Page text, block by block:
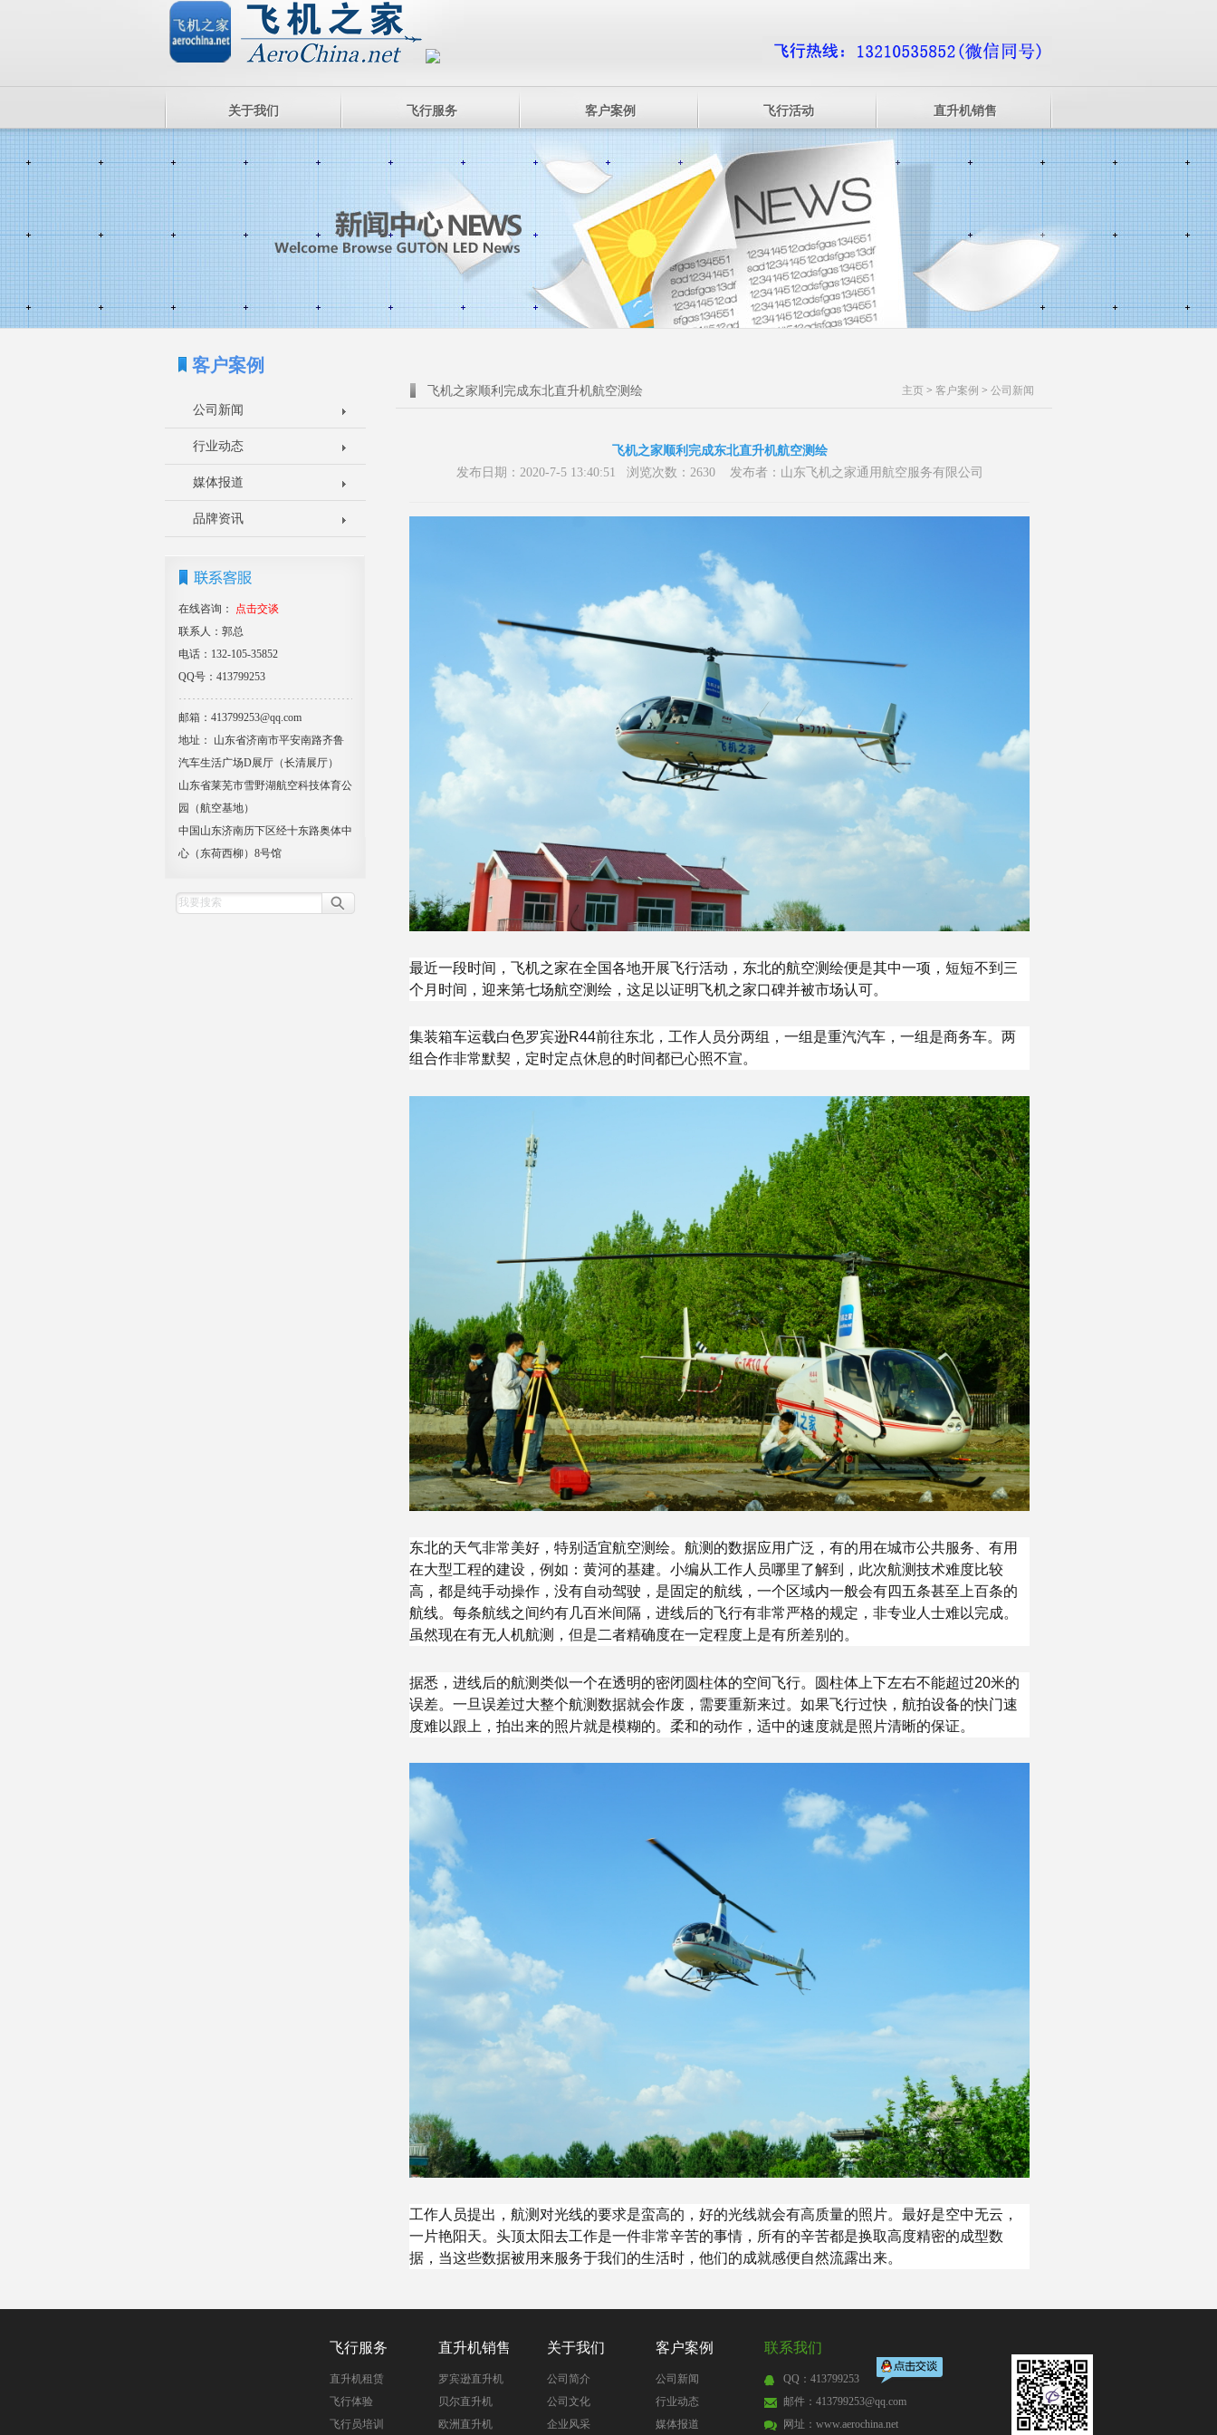
关于我们 飞行服务 客户案例 飞行活动 直升机销售
客户案例
公司新闻
行业动态
媒体报道
品牌资讯
在线咨询：
点击交谈
联系人：郭总
电话：132-105-35852
QQ号：413799253
邮箱：413799253@qq.com
地址： 山东省济南市平安南路齐鲁
汽车生活广场D展厅（长清展厅）
山东省莱芜市雪野湖航空科技体育公
园（航空基地）
中国山东济南历下区经十东路奥体中
心（东荷西柳）8号馆
主页 > 客户案例 > 公司新闻
飞机之家顺利完成东北直升机航空测绘
飞机之家顺利完成东北直升机航空测绘
发布日期：2020-7-5 13:40:51 浏览次数：2630 发布者：山东飞机之家通用航空服务有限公司
最近一段时间，飞机之家在全国各地开展飞行活动，东北的航空测绘便是其中一项，短短不到三
个月时间，迎来第七场航空测绘，这足以证明飞机之家口碑并被市场认可。
集装箱车运载白色罗宾逊R44前往东北，工作人员分两组，一组是重汽汽车，一组是商务车。两
组合作非常默契，定时定点休息的时间都已心照不宣。
东北的天气非常美好，特别适宜航空测绘。航测的数据应用广泛，有的用在城市公共服务、有用
在大型工程的建设，例如：黄河的基建。小编从工作人员哪里了解到，此次航测技术难度比较
高，都是纯手动操作，没有自动驾驶，是固定的航线，一个区域内一般会有四五条甚至上百条的
航线。每条航线之间约有几百米间隔，进线后的飞行有非常严格的规定，非专业人士难以完成。
虽然现在有无人机航测，但是二者精确度在一定程度上是有所差别的。
据悉，进线后的航测类似一个在透明的密闭圆柱体的空间飞行。圆柱体上下左右不能超过20米的
误差。一旦误差过大整个航测数据就会作废，需要重新来过。如果飞行过快，航拍设备的快门速
度难以跟上，拍出来的照片就是模糊的。柔和的动作，适中的速度就是照片清晰的保证。
工作人员提出，航测对光线的要求是蛮高的，好的光线就会有高质量的照片。最好是空中无云，
一片艳阳天。头顶太阳去工作是一件非常辛苦的事情，所有的辛苦都是换取高度精密的成型数
据，当这些数据被用来服务于我们的生活时，他们的成就感便自然流露出来。
飞行服务
直升机租赁
飞行体验
飞行员培训
直升机销售
罗宾逊直升机
贝尔直升机
欧洲直升机
关于我们
公司简介
公司文化
企业风采
客户案例
公司新闻
行业动态
媒体报道
联系我们
QQ：413799253
邮件：413799253@qq.com
网址： www.aerochina.net